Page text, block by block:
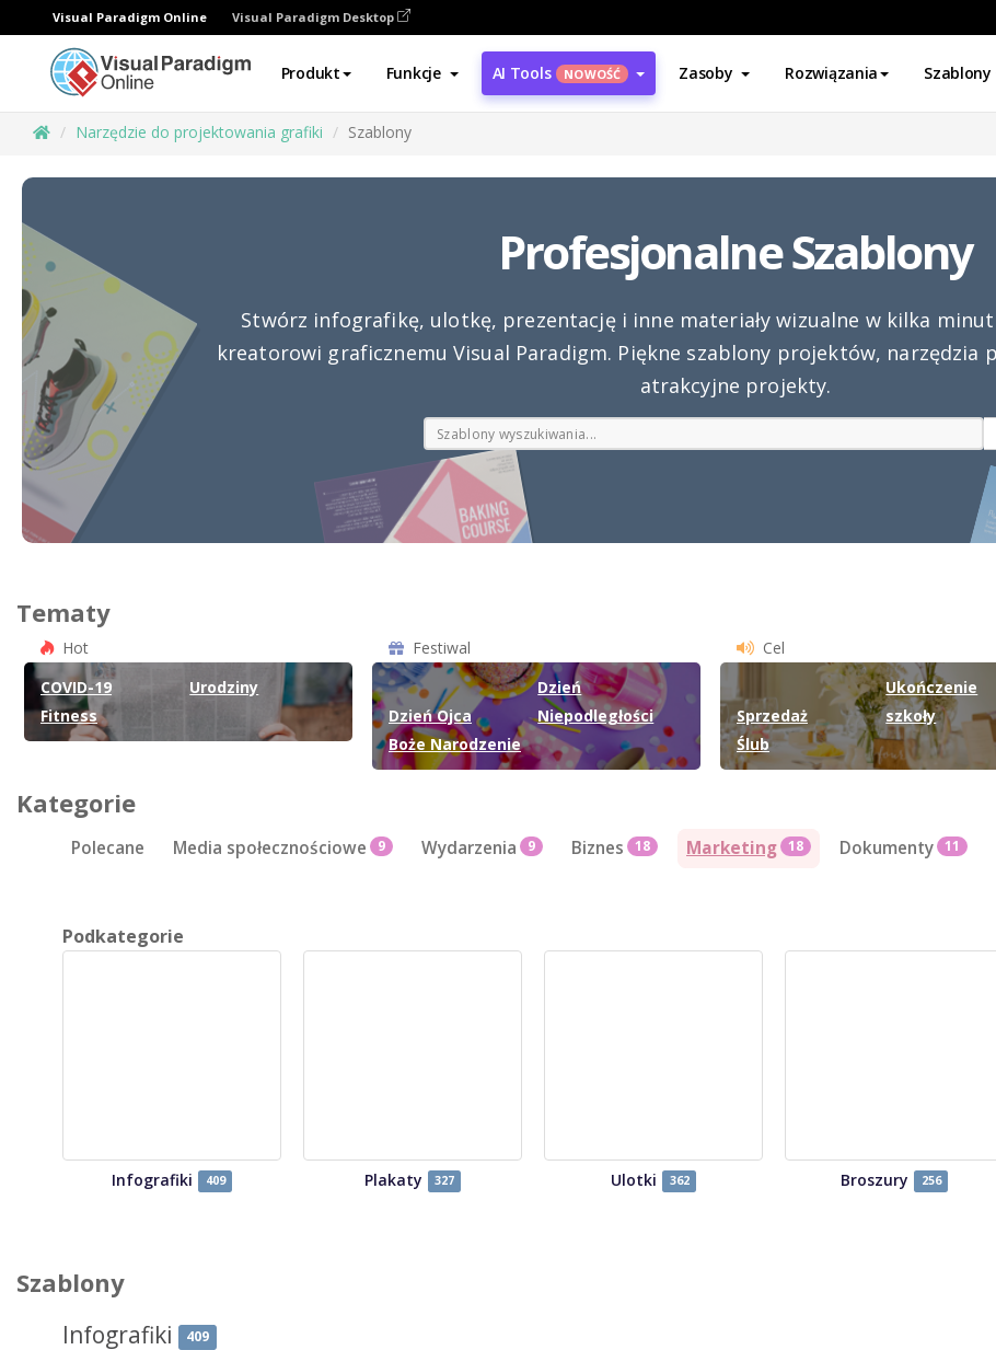
Visual Paradigm Online Visual Paradigm Desktop
Produkt Funkcje AI Tools NOWOŚĆ Zasoby Rozwiązania Szablony
Narzędzie do projektowania grafiki Szablony
Profesjonalne Szablony
Stwórz infografikę, ulotkę, prezentację i inne materiały wizualne w kilka minut
kreatorowi graficznemu Visual Paradigm. Piękne szablony projektów, narzędzia
atrakcyjne projekty.
Tematy
Hot
COVID-19
Urodziny
Fitness
Festiwal
Dzień Ojca
Dzień
Niepodległości
Boże Narodzenie
Cel
Sprzedaż
Ukończenie
szkoły
Ślub
Kategorie
Polecane Media społecznościowe 9 Wydarzenia 9 Biznes 18 Marketing 18 Dokumenty 11
Podkategorie
Infografiki 409 Plakaty 327 Ulotki 362 Broszury 256
Szablony
Infografiki 409